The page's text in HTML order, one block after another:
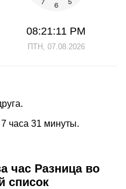
08:21:12 PM
ПТН, 07.08.2026
часа 31 минуты.
час Разница во
список